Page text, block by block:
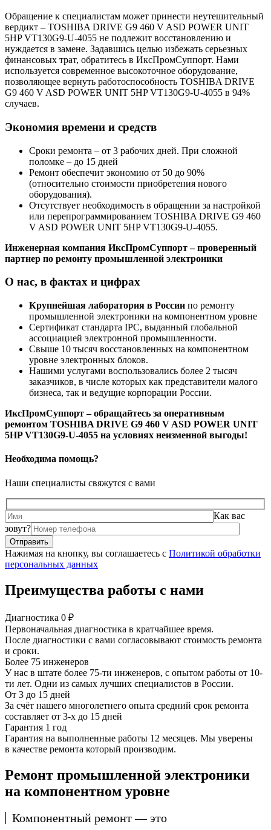
Обращение к специалистам может принести неутешительный
вердикт – TOSHIBA DRIVE G9 460 V ASD POWER UNIT
5HP VT130G9-U-4055 не подлежит восстановлению и
нуждается в замене. Задавшись целью избежать серьезных
финансовых трат, обратитесь в ИксПромСуппорт. Нами
используется современное высокоточное оборудование,
позволяющее вернуть работоспособность TOSHIBA DRIVE
G9 460 V ASD POWER UNIT 5HP VT130G9-U-4055 в 94%
случаев.
Экономия времени и средств
Сроки ремонта – от 3 рабочих дней. При сложной
поломке – до 15 дней
Ремонт обеспечит экономию от 50 до 90%
(относительно стоимости приобретения нового
оборудования).
Отсутствует необходимость в обращении за настройкой
или перепрограммированием TOSHIBA DRIVE G9 460
V ASD POWER UNIT 5HP VT130G9-U-4055.
Инженерная компания ИксПромСуппорт – проверенный
партнер по ремонту промышленной электроники
О нас, в фактах и цифрах
Крупнейшая лаборатория в России по ремонту
промышленной электроники на компонентном уровне
Сертификат стандарта IPC, выданный глобальной
ассоциацией электронной промышленности.
Свыше 10 тысяч восстановленных на компонентном
уровне электронных блоков.
Нашими услугами воспользовались более 2 тысяч
заказчиков, в числе которых как представители малого
бизнеса, так и ведущие корпорации России.
ИксПромСуппорт – обращайтесь за оперативным
ремонтом TOSHIBA DRIVE G9 460 V ASD POWER UNIT
5HP VT130G9-U-4055 на условиях неизменной выгоды!
Необходима помощь?
Наши специалисты свяжутся с вами
Как вас
зовут?
Нажимая на кнопку, вы соглашаетесь с Политикой обработки
персональных данных
Преимущества работы с нами
Диагностика 0 ₽
Первоначальная диагностика в кратчайшее время.
После диагностики с вами согласовывают стоимость ремонта
и сроки.
Более 75 инженеров
У нас в штате более 75-ти инженеров, с опытом работы от 10-
ти лет. Одни из самых лучших специалистов в России.
От 3 до 15 дней
За счёт нашего многолетнего опыта средний срок ремонта
составляет от 3-х до 15 дней
Гарантия 1 год
Гарантия на выполненные работы 12 месяцев. Мы уверены
в качестве ремонта который производим.
Ремонт промышленной электроники
на компонентном уровне
Компонентный ремонт — это